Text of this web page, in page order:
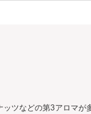
ツなどの第3アロマが